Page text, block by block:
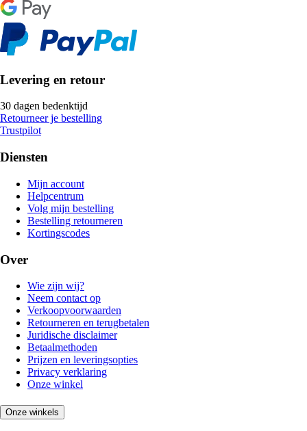
Levering en retour
30 dagen bedenktijd
Retourneer je bestelling
Trustpilot
Diensten
Mijn account
Helpcentrum
Volg mijn bestelling
Bestelling retourneren
Kortingscodes
Over
Wie zijn wij?
Neem contact op
Verkoopvoorwaarden
Retourneren en terugbetalen
Juridische disclaimer
Betaalmethoden
Prijzen en leveringsopties
Privacy verklaring
Onze winkel
Onze winkels